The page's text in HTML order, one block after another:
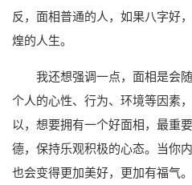
反，面相普通的人，如果八字好
煌的人生。
我还想强调一点，面相是会
个人的心性、行为、环境等因素
以，想要拥有一个好面相，最重
德，保持乐观积极的心态。当你
也会变得更加美好，更加有福气